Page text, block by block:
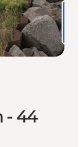
- 44